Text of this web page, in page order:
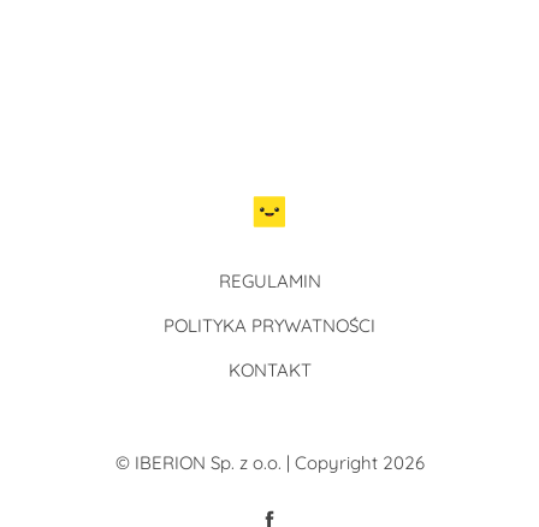
REGULAMIN
POLITYKA PRYWATNOŚCI
KONTAKT
© IBERION Sp. z o.o. | Copyright 2026